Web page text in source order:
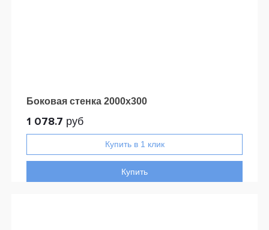
Боковая стенка 2000x300
1 078.7 руб
Купить